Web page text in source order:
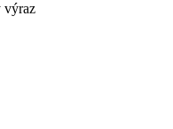
výraz